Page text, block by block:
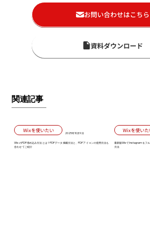
お問い合わせはこちら
資料ダウンロード
関連記事
Wixを使いたい 2025年10月9日
WixのPDF埋め込み方法とは？PDFデータ掲載方法と、PDFアイコンの使用方法も
合わせてご紹介
Wixを使いた
最新版WixでInstagramをフル
方法